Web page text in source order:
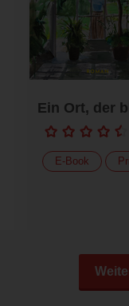
Ein Ort, der
E-Book